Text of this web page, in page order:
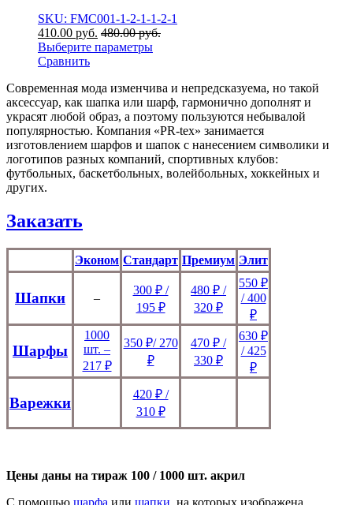
SKU: FMC001-1-2-1-1-2-1
410.00 руб. 480.00руб.
Выберите параметры
Сравнить
Современная мода изменчива и непредсказуема, но такой
аксессуар, как шапка или шарф, гармонично дополнят и
украсят любой образ, а поэтому пользуются небывалой
популярностью. Компания «PR-tex» занимается
изготовлением шарфов и шапок с нанесением символики и
логотипов разных компаний, спортивных клубов:
футбольных, баскетбольных, волейбольных, хоккейных и
других.
Заказать
Эконом Стандарт Премиум Элит
Шапки –
300 ₽ /
195 ₽
480 ₽ /
320 ₽
550 ₽
/ 400
₽
Шарфы
1000
шт. –
217 ₽
350 ₽/ 270
₽
470 ₽ /
330 ₽
630 ₽
/ 425
₽
Варежки
420 ₽ /
310 ₽
Цены даны на тираж 100 / 1000 шт. акрил
С помощью шарфа или шапки , на которых изображена